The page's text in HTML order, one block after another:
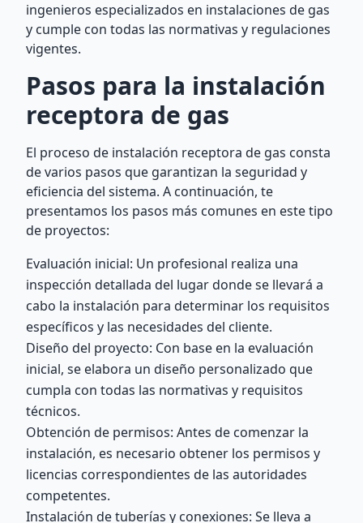
ingenieros especializados en instalaciones de gas
y cumple con todas las normativas y regulaciones
vigentes.
Pasos para la instalación
receptora de gas
El proceso de instalación receptora de gas consta
de varios pasos que garantizan la seguridad y
eficiencia del sistema. A continuación, te
presentamos los pasos más comunes en este tipo
de proyectos:
Evaluación inicial: Un profesional realiza una
inspección detallada del lugar donde se llevará a
cabo la instalación para determinar los requisitos
específicos y las necesidades del cliente.
Diseño del proyecto: Con base en la evaluación
inicial, se elabora un diseño personalizado que
cumpla con todas las normativas y requisitos
técnicos.
Obtención de permisos: Antes de comenzar la
instalación, es necesario obtener los permisos y
licencias correspondientes de las autoridades
competentes.
Instalación de tuberías y conexiones: Se lleva a